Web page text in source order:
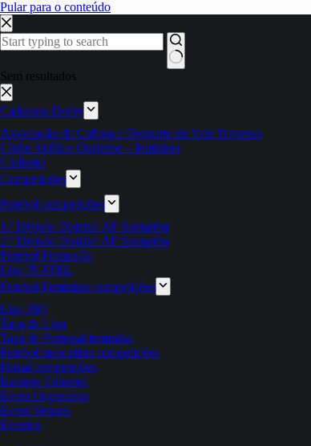
Pular para o conteúdo
Sem resultados
Cadernos Derby
Associação de Cultura e Desporto de Vale Travesso
Clube Atlético Ouriense – feminino
Ciclismo
Competições
Futebol competições
1.ª Divisão Distrital AF Santarém
2.ª Divisão Distrital AF Santarém
Futebol Formação
Liga INATEL
Futebol Feminino competições
Liga BPI
Taça da Liga
Taça de Portugal feminina
Futebol masculino competições
Futsal competições
Estatuto Editorial
Event Organizers
Event Venues
Eventos